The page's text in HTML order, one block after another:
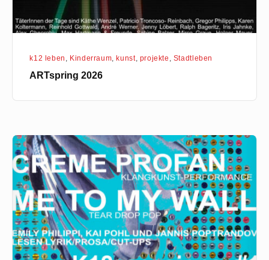
k12 leben , Kinderraum, kunst, projekte , Stadtleben
ARTspring 2026
k12_sessions_#1